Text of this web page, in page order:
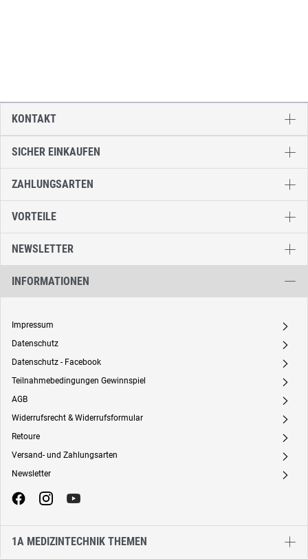
SICHER EINKAUFEN
ZAHLUNGSARTEN
VORTEILE
NEWSLETTER
INFORMATIONEN
Impressum A
Datenschutz A
Datenschutz - Facebook A
Teilnahmebedingungen Gewinnspiel A
AGB A
Widerrufsrecht & Widerrufsformular A
Retoure A
Versand- und Zahlungsarten A
Newsletter A
1A MEDIZINTECHNIK THEMEN
KONTAKT